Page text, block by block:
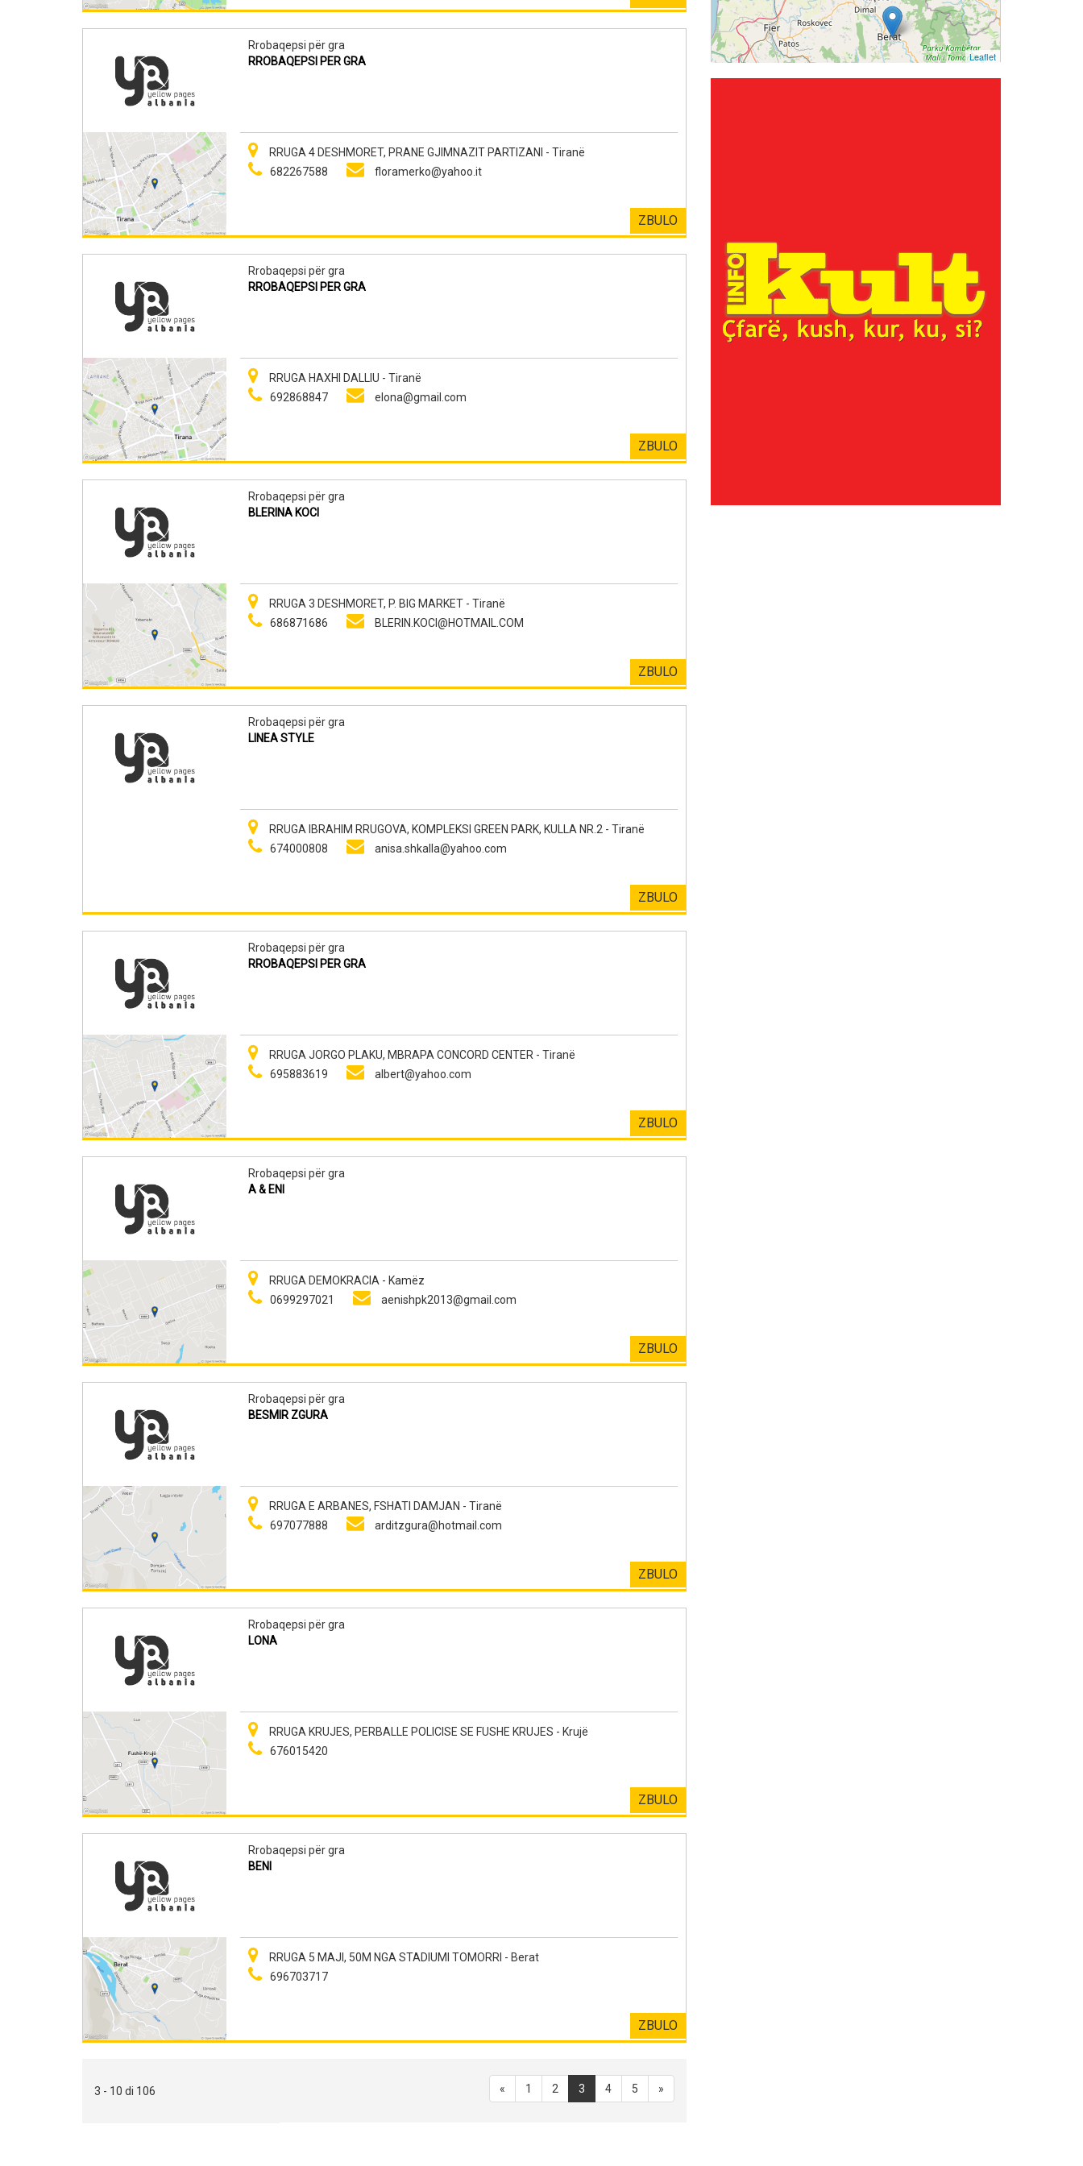
Rrobaqepsi për gra
RROBAQEPSI PER GRA
RRUGA 4 DESHMORET, PRANE GJIMNAZIT PARTIZANI - Tiranë
682267588
floramerko@yahoo.it
ZBULO
Rrobaqepsi për gra
RROBAQEPSI PER GRA
RRUGA HAXHI DALLIU - Tiranë
692868847
elona@gmail.com
ZBULO
Rrobaqepsi për gra
BLERINA KOCI
RRUGA 3 DESHMORET, P. BIG MARKET - Tiranë
686871686
BLERIN.KOCI@HOTMAIL.COM
ZBULO
Rrobaqepsi për gra
LINEA STYLE
RRUGA IBRAHIM RRUGOVA, KOMPLEKSI GREEN PARK, KULLA NR.2 - Tiranë
674000808
anisa.shkalla@yahoo.com
ZBULO
Rrobaqepsi për gra
RROBAQEPSI PER GRA
RRUGA JORGO PLAKU, MBRAPA CONCORD CENTER - Tiranë
695883619
albert@yahoo.com
ZBULO
Rrobaqepsi për gra
A & ENI
RRUGA DEMOKRACIA - Kamëz
0699297021
aenishpk2013@gmail.com
ZBULO
Rrobaqepsi për gra
BESMIR ZGURA
RRUGA E ARBANES, FSHATI DAMJAN - Tiranë
697077888
arditzgura@hotmail.com
ZBULO
Rrobaqepsi për gra
LONA
RRUGA KRUJES, PERBALLE POLICISE SE FUSHE KRUJES - Krujë
676015420
ZBULO
Rrobaqepsi për gra
BENI
RRUGA 5 MAJI, 50M NGA STADIUMI TOMORRI - Berat
696703717
ZBULO
3 - 10 di 106 « 1 2 3 4 5 »
Leaflet